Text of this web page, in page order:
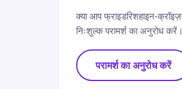
क्या आप फ्राइडरिशहाइन-
निःशुल्क परामर्श का अनुरोध
परामर्श का अनुरोध करें